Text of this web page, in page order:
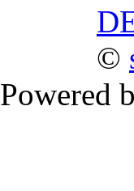
©
Powered